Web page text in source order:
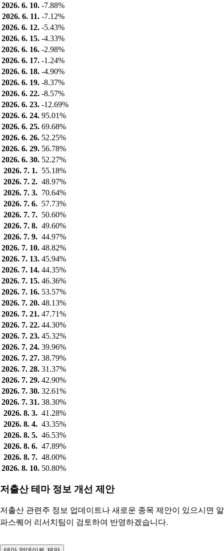
2026. 6. 10. -7.88%
2026. 6. 11. -7.12%
2026. 6. 12. -5.43%
2026. 6. 15. -4.33%
2026. 6. 16. -2.98%
2026. 6. 17. -1.24%
2026. 6. 18. -4.90%
2026. 6. 19. -8.37%
2026. 6. 22. -8.57%
2026. 6. 23. -12.69%
2026. 6. 24. 95.01%
2026. 6. 25. 69.68%
2026. 6. 26. 52.25%
2026. 6. 29. 56.78%
2026. 6. 30. 52.27%
2026. 7. 1. 55.18%
2026. 7. 2. 48.97%
2026. 7. 3. 70.64%
2026. 7. 6. 57.73%
2026. 7. 7. 50.60%
2026. 7. 8. 49.60%
2026. 7. 9. 44.97%
2026. 7. 10. 48.82%
2026. 7. 13. 45.94%
2026. 7. 14. 44.35%
2026. 7. 15. 46.36%
2026. 7. 16. 53.57%
2026. 7. 20. 48.13%
2026. 7. 21. 47.71%
2026. 7. 22. 44.30%
2026. 7. 23. 45.32%
2026. 7. 24. 39.96%
2026. 7. 27. 38.79%
2026. 7. 28. 31.37%
2026. 7. 29. 42.90%
2026. 7. 30. 32.61%
2026. 7. 31. 38.30%
2026. 8. 3. 41.28%
2026. 8. 4. 43.35%
2026. 8. 5. 46.53%
2026. 8. 6. 47.89%
2026. 8. 7. 48.00%
2026. 8. 10. 50.80%
저출산 테마 정보 개선 제안
저출산 관련주 정보 업데이트나 새로운 종목 제안이 있으시면 알
파스퀘어 리서치팀이 검토하여 반영하겠습니다.